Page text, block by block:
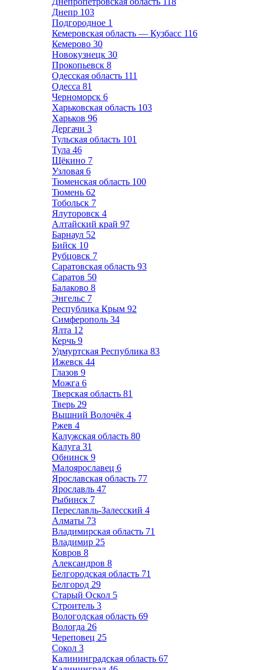
Днепр 103
Подгородное 1
Кемеровская область — Кузбасс 116
Кемерово 30
Новокузнецк 30
Прокопьевск 8
Одесская область 111
Одесса 81
Черноморск 6
Харьковская область 103
Харьков 96
Дергачи 3
Тульская область 101
Тула 46
Щёкино 7
Узловая 6
Тюменская область 100
Тюмень 62
Тобольск 7
Ялуторовск 4
Алтайский край 97
Барнаул 52
Бийск 10
Рубцовск 7
Саратовская область 93
Саратов 50
Балаково 8
Энгельс 7
Республика Крым 92
Симферополь 34
Ялта 12
Керчь 9
Удмуртская Республика 83
Ижевск 44
Глазов 9
Можга 6
Тверская область 81
Тверь 29
Вышний Волочёк 4
Ржев 4
Калужская область 80
Калуга 31
Обнинск 9
Малоярославец 6
Ярославская область 77
Ярославль 47
Рыбинск 7
Переславль-Залесский 4
Алматы 73
Владимирская область 71
Владимир 25
Ковров 8
Александров 8
Белгородская область 71
Белгород 29
Старый Оскол 5
Строитель 3
Вологодская область 69
Вологда 26
Череповец 25
Сокол 3
Калининградская область 67